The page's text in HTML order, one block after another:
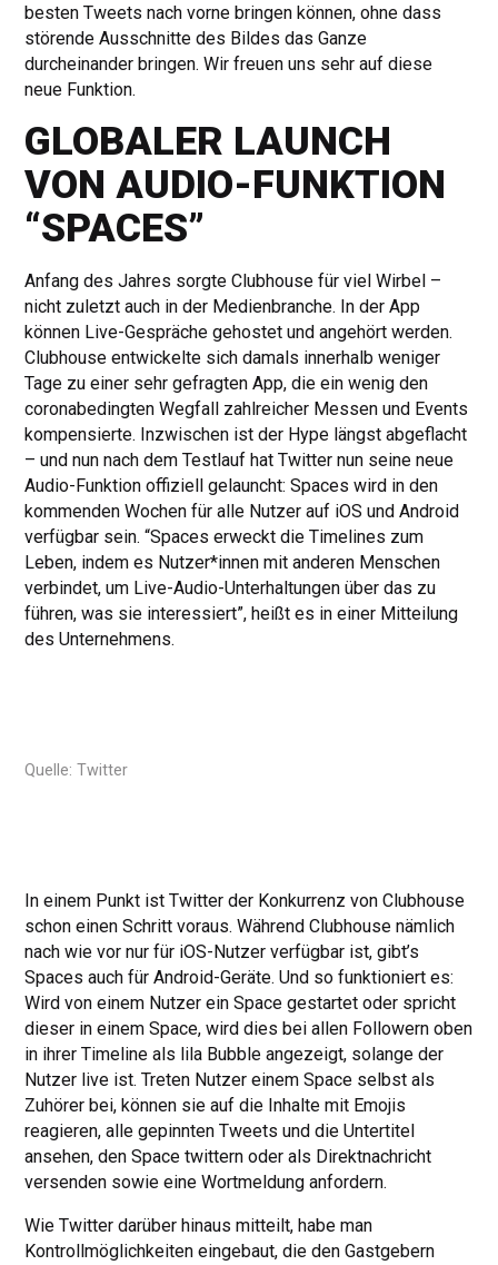
besten Tweets nach vorne bringen können, ohne dass
störende Ausschnitte des Bildes das Ganze
durcheinander bringen. Wir freuen uns sehr auf diese
neue Funktion.
GLOBALER LAUNCH
VON AUDIO-FUNKTION
“SPACES”
Anfang des Jahres sorgte Clubhouse für viel Wirbel –
nicht zuletzt auch in der Medienbranche. In der App
können Live-Gespräche gehostet und angehört werden.
Clubhouse entwickelte sich damals innerhalb weniger
Tage zu einer sehr gefragten App, die ein wenig den
coronabedingten Wegfall zahlreicher Messen und Events
kompensierte. Inzwischen ist der Hype längst abgeflacht
– und nun nach dem Testlauf hat Twitter nun seine neue
Audio-Funktion offiziell gelauncht: Spaces wird in den
kommenden Wochen für alle Nutzer auf iOS und Android
verfügbar sein. “Spaces erweckt die Timelines zum
Leben, indem es Nutzer*innen mit anderen Menschen
verbindet, um Live-Audio-Unterhaltungen über das zu
führen, was sie interessiert”, heißt es in einer Mitteilung
des Unternehmens.
Quelle: Twitter
In einem Punkt ist Twitter der Konkurrenz von Clubhouse
schon einen Schritt voraus. Während Clubhouse nämlich
nach wie vor nur für iOS-Nutzer verfügbar ist, gibt’s
Spaces auch für Android-Geräte. Und so funktioniert es:
Wird von einem Nutzer ein Space gestartet oder spricht
dieser in einem Space, wird dies bei allen Followern oben
in ihrer Timeline als lila Bubble angezeigt, solange der
Nutzer live ist. Treten Nutzer einem Space selbst als
Zuhörer bei, können sie auf die Inhalte mit Emojis
reagieren, alle gepinnten Tweets und die Untertitel
ansehen, den Space twittern oder als Direktnachricht
versenden sowie eine Wortmeldung anfordern.
Wie Twitter darüber hinaus mitteilt, habe man
Kontrollmöglichkeiten eingebaut, die den Gastgebern